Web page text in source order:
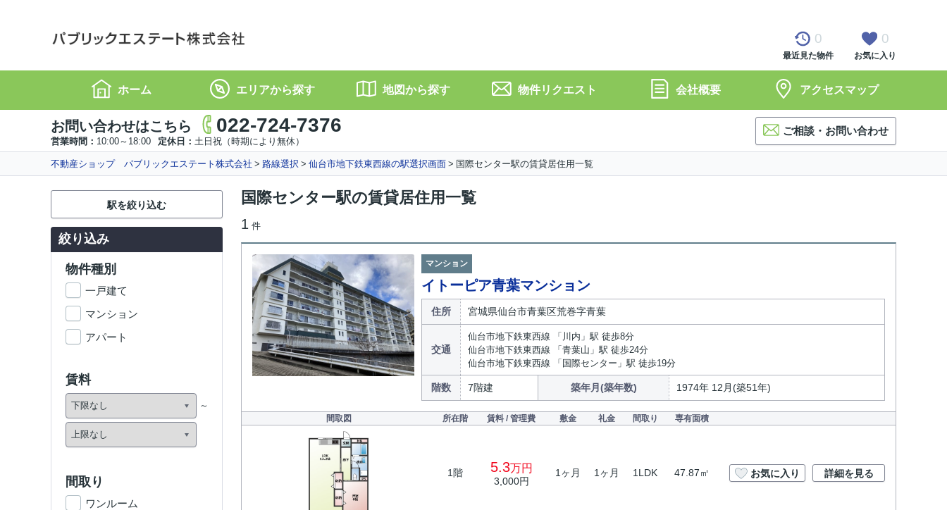
0
最近見た物件
0
お気に入り
ホーム エリアから探す 地図から探す 物件リクエスト 会社概要 アクセスマップ
お問い合わせはこちら 022-724-7376
営業時間： 10:00～18:00 定休日： 土日祝（時期により無休）
ご相談・お問い合わせ
不動産ショップ パブリックエステート株式会社 路線選択 仙台市地下鉄東西線の駅選択画面 国際センター駅の賃貸居住用一覧
国際センター駅の賃貸居住用一覧
1 件
マンション
イトーピア青葉マンション
住所 宮城県仙台市青葉区荒巻字青葉
交通
仙台市地下鉄東西線 「川内」駅 徒歩8分
仙台市地下鉄東西線 「青葉山」駅 徒歩24分
仙台市地下鉄東西線 「国際センター」駅 徒歩19分
階数 7階建 築年月(築年数) 1974年 12月(築51年)
間取図 所在階 賃料 / 管理費 敷金 礼金 間取り 専有面積
1階 5.3万円
3,000円
1ヶ月 1ヶ月 1LDK 47.87㎡ お気に入り 詳細を見る
駅を絞り込む
絞り込み
物件種別
一戸建て
マンション
アパート
賃料
間取り
ワンルーム